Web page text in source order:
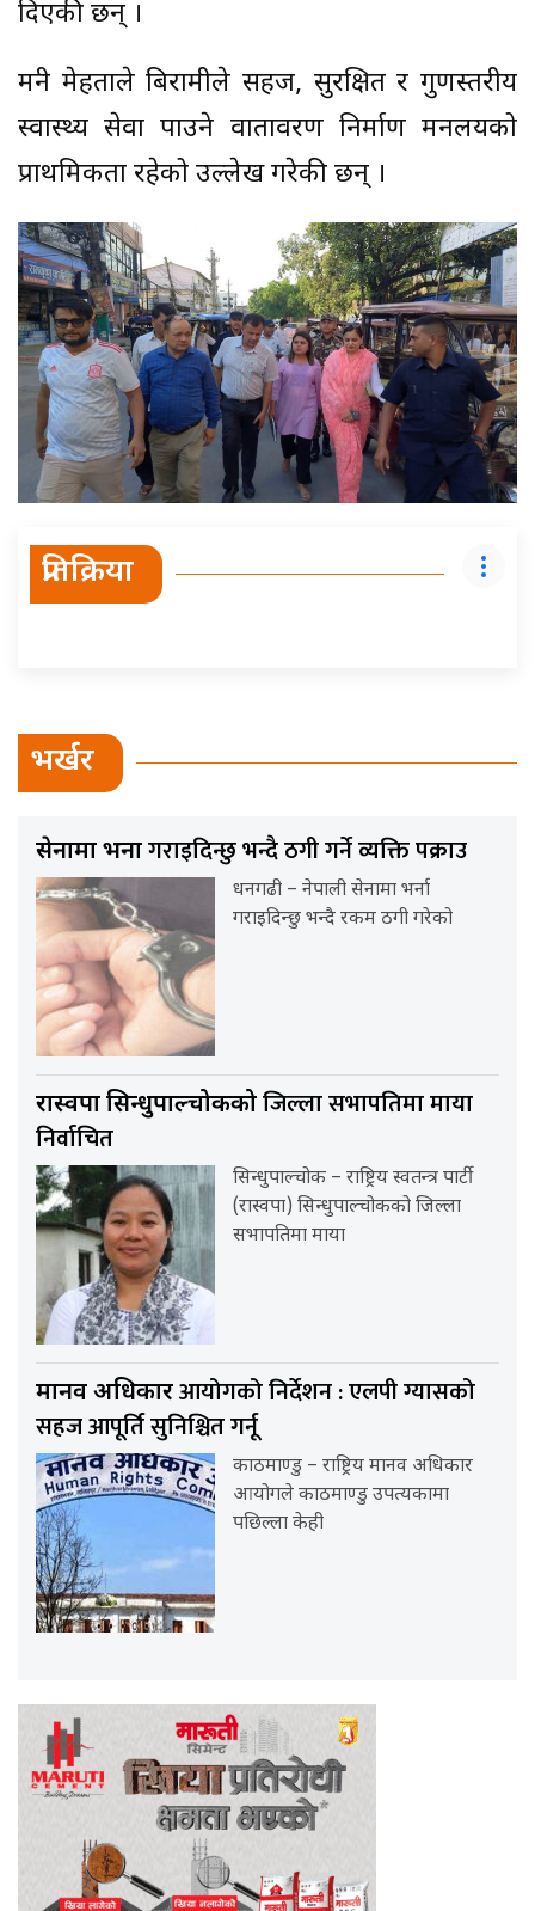
दिएकी छन् ।
मन्त्री मेहताले बिरामीले सहज, सुरक्षित र गुणस्तरीय
स्वास्थ्य सेवा पाउने वातावरण निर्माण मन्त्रालयको
प्राथमिकता रहेको उल्लेख गरेकी छन् ।
प्रतिक्रिया
भर्खर
सेनामा भर्नागराइदिन्छु भन्दै ठगी गर्ने व्यक्ति पक्राउ
धनगढी – नेपाली सेनामा भर्ना
गराइदिन्छु भन्दै रकम ठगी गरेको
रास्वपा सिन्धुपाल्चोककोजिल्ला सभापतिमा माया
निर्वाचित
सिन्धुपाल्चोक – राष्ट्रिय स्वतन्त्र पार्टी
(रास्वपा) सिन्धुपाल्चोकको जिल्ला
सभापतिमा माया
मानव अधिकारआयोगको निर्देशन : एलपी ग्यासको
सहज आपूर्ति सुनिश्चित गर्नू
काठमाण्डु – राष्ट्रिय मानव अधिकार
आयोगले काठमाण्डु उपत्यकामा
पछिल्ला केही